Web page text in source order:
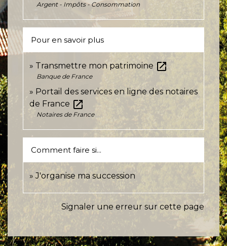
Argent - Impôts - Consommation
Pour en savoir plus
Transmettre mon patrimoine open_in_new
Banque de France
Portail des services en ligne des notaires
de France open_in_new
Notaires de France
Comment faire si...
J'organise ma succession
Signaler une erreur sur cette page